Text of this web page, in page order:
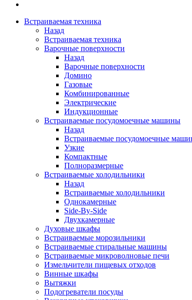
Встраиваемая техника
Назад
Встраиваемая техника
Варочные поверхности
Назад
Варочные поверхности
Домино
Газовые
Комбинированные
Электрические
Индукционные
Встраиваемые посудомоечные машины
Назад
Встраиваемые посудомоечные
Узкие
Компактные
Полноразмерные
Встраиваемые холодильники
Назад
Встраиваемые холодильники
Однокамерные
Side-By-Side
Двухкамерные
Духовые шкафы
Встраиваемые морозильники
Встраиваемые стиральные машины
Встраиваемые микроволновые печи
Измельчители пищевых отходов
Винные шкафы
Вытяжки
Подогреватели посуды